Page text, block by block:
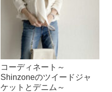
コーディネート～
Shinzoneのツイードジャ
ケットとデニム～